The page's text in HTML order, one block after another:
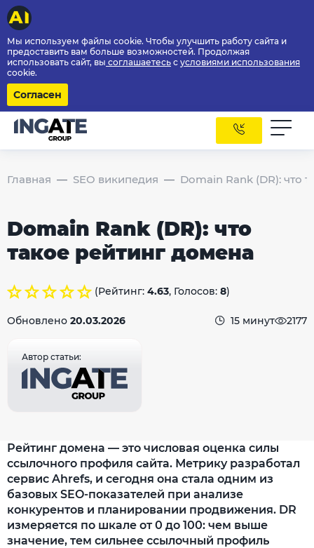
Мы используем файлы cookie. Чтобы улучшить работу сайта и
предоставить вам больше возможностей. Продолжая
использовать сайт, вы соглашаетесь с условиями использования
cookie.
Согласен
Главная SEO википедия Domain Rank (DR): что
Domain Rank (DR): что
такое рейтинг домена
(Рейтинг: 4.63, Голосов: 8)
Обновлено 20.03.2026 15 минут 2177
Автор статьи:
Рейтинг домена — это числовая оценка силы
ссылочного профиля сайта. Метрику разработал
сервис Ahrefs, и сегодня она стала одним из
базовых SEO-показателей при анализе
конкурентов и планировании продвижения. DR
измеряется по шкале от 0 до 100: чем выше
значение, тем сильнее ссылочный профиль